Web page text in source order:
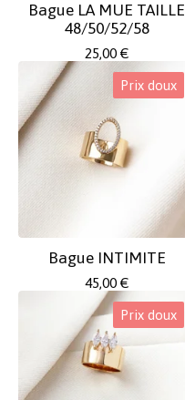
Bague LA MUE TAILLE
48/50/52/58
25,00 €
Prix doux
Bague INTIMITE
45,00 €
Prix doux